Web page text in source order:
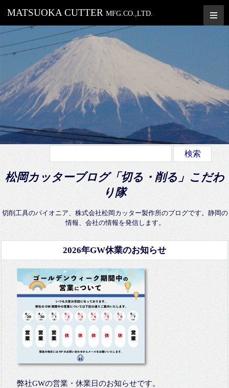
MATSUOKA CUTTERMFG.CO.,LTD.
松岡カッターブログ「切る・削る」こだわ
り隊
切削工具のパイオニア、株式会社松岡カッター製作所のブログです。静岡の
情報、会社の情報を発信します。
2026年GW休業のお知らせ
弊社GWの営業・休業日のお知らせです。